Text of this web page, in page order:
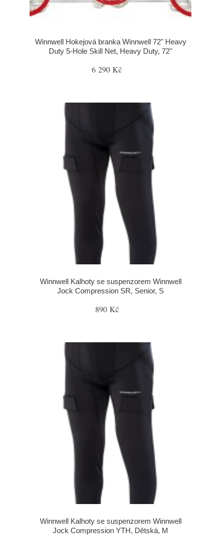
Winnwell Hokejová branka Winnwell 72" Heavy
Duty 5-Hole Skill Net, Heavy Duty, 72"
6 290 Kč
Winnwell Kalhoty se suspenzorem Winnwell
Jock Compression SR, Senior, S
890 Kč
Winnwell Kalhoty se suspenzorem Winnwell
Jock Compression YTH, Dětská, M